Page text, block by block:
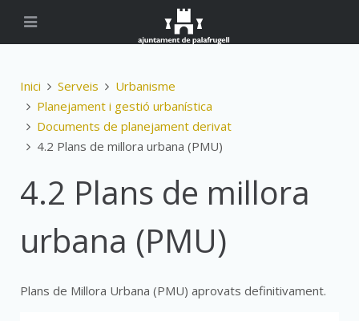
Inici Serveis
Urbanisme
Planejament i gestió urbanística
Documents de planejament derivat
4.2 Plans de millora urbana (PMU)
4.2 Plans de millora
urbana (PMU)
Plans de Millora Urbana (PMU) aprovats definitivament.